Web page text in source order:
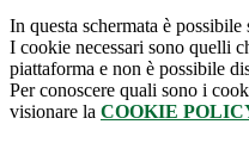
In questa schermata è
I cookie necessari sono quelli
piattaforma e non è possibile
Per conoscere quali sono i
visionare la COOKIE